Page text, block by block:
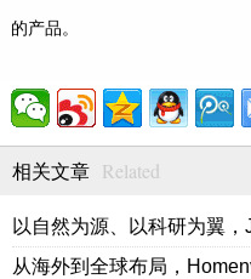
的产品。
相关文章 Related
以自然为源、以科研为翼
从海外到全球布局，